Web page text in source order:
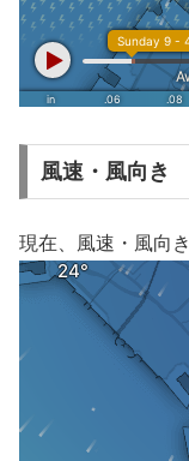
風速・風向き
現在、風速・風向